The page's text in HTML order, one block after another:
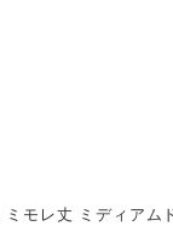
モレ丈 ミディアム